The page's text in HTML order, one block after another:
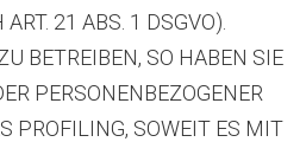
21 ABS. 1 DSGVO).
BETREIBEN, SO HABEN SIE
PERSONENBEZOGENER
PROFILING, SOWEIT ES MIT